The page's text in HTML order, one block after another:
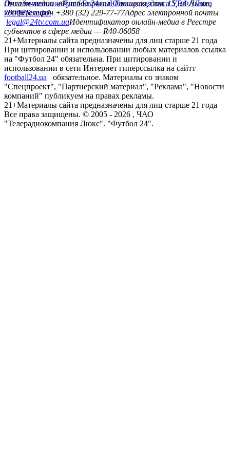
Лига чемпионовЛига ЕвропыЮношеская лига УЕФАЛига
конференций
Онлайн-медиа «Футбол 24»пл. Галицкая, дом. 15, м. Львов,
79008Телефон +380 (32) 229-77-77Адрес электронной почты
legal@24tv.com.uaИдентификатор онлайн-медиа в Реестре
субъектов в сфере медиа — R40-06058
21+Материалы сайта предназначены для лиц старше 21 года
При цитировании и использовании любых материалов ссылка
на "Футбол 24" обязательна. При цитировании и
использовании в сети Интернет гиперссылка на сайтт
football24.ua
обязательное. Материалы со знаком
"Спецпроект", "Партнерский материал", "Реклама", "Новости
компаний" публикуем на правах рекламы.
21+Материалы сайта предназначены для лиц старше 21 года
Все права защищены. © 2005 - 2026 , ЧАО
"Телерадиокомпания Люкс". "Футбол 24".